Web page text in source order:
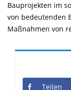
Bauprojekten im
von bedeutenden
Maßnahmen von
Teilen